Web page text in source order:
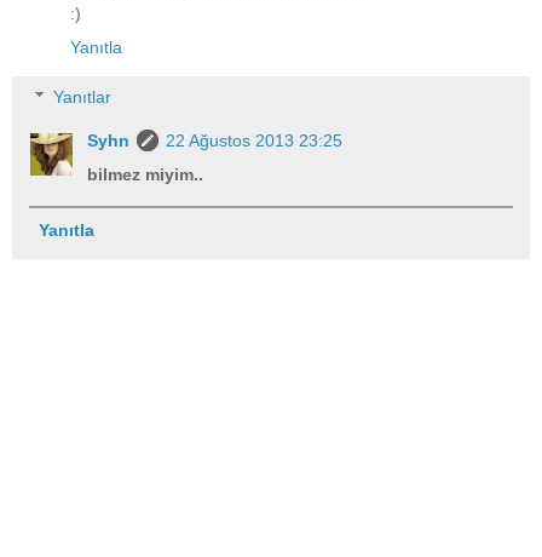
:)
Yanıtla
Yanıtlar
Syhn
22 Ağustos 2013 23:25
bilmez miyim..
Yanıtla